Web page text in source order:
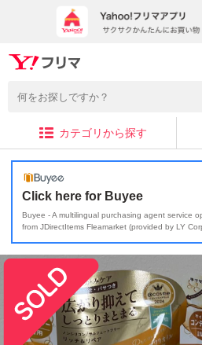
カテゴリから探す
Click here for Buyee
Buyee - A multilingual purchasing agent service
from JDirectItems Fleamarket (provided by LY